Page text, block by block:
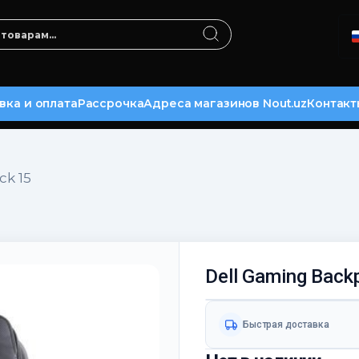
и оплатаРассрочкаАдреса магазинов Nout.uz
15
Dell Gaming
Быстрая доставка